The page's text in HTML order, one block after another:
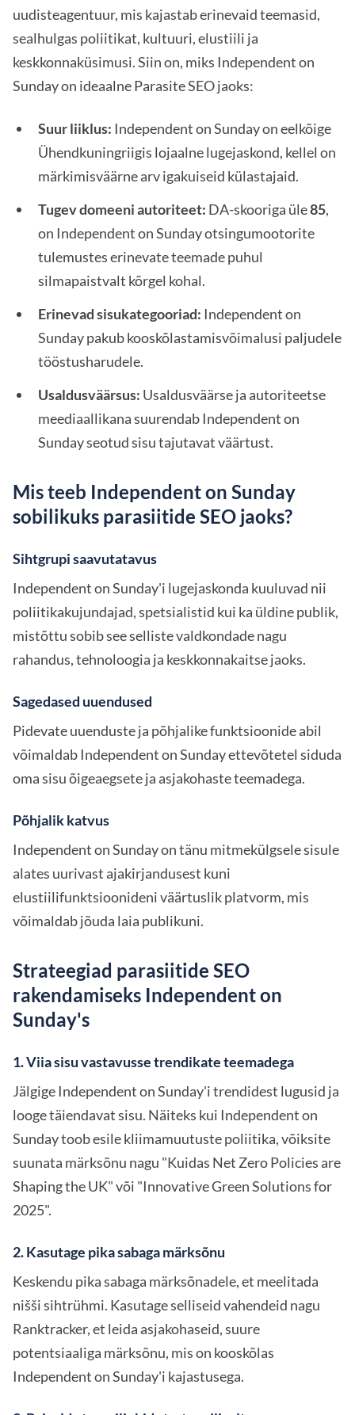
uudisteagentuur, mis kajastab erinevaid teemasid,
sealhulgas poliitikat, kultuuri, elustiili ja
keskkonnaküsimusi. Siin on, miks Independent on
Sunday on ideaalne Parasite SEO jaoks:
Suur liiklus: Independent on Sunday on eelkõige
Ühendkuningriigis lojaalne lugejaskond, kellel on
märkimisväärne arv igakuiseid külastajaid.
Tugev domeeni autoriteet: DA-skooriga üle85,
on Independent on Sunday otsingumootorite
tulemustes erinevate teemade puhul
silmapaistvalt kõrgel kohal.
Erinevad sisukategooriad: Independent on
Sunday pakub kooskõlastamisvõimalusi paljudele
tööstusharudele.
Usaldusväärsus: Usaldusväärse ja autoriteetse
meediaallikana suurendab Independent on
Sunday seotud sisu tajutavat väärtust.
Mis teeb Independent on Sunday
sobilikuks parasiitide SEO jaoks?
Sihtgrupi saavutatavus
Independent on Sunday'i lugejaskonda kuuluvad nii
poliitikakujundajad, spetsialistid kui ka üldine publik,
mistõttu sobib see selliste valdkondade nagu
rahandus, tehnoloogia ja keskkonnakaitse jaoks.
Sagedased uuendused
Pidevate uuenduste ja põhjalike funktsioonide abil
võimaldab Independent on Sunday ettevõtetel siduda
oma sisu õigeaegsete ja asjakohaste teemadega.
Põhjalik katvus
Independent on Sunday on tänu mitmekülgsele sisule
alates uurivast ajakirjandusest kuni
elustiilifunktsioonideni väärtuslik platvorm, mis
võimaldab jõuda laia publikuni.
Strateegiad parasiitide SEO
rakendamiseks Independent on
Sunday's
1. Viia sisu vastavusse trendikate teemadega
Jälgige Independent on Sunday'i trendidest lugusid ja
looge täiendavat sisu. Näiteks kui Independent on
Sunday toob esile kliimamuutuste poliitika, võiksite
suunata märksõnu nagu "Kuidas Net Zero Policies are
Shaping the UK" või "Innovative Green Solutions for
2025".
2. Kasutage pika sabaga märksõnu
Keskendu pika sabaga märksõnadele, et meelitada
nišši sihtrühmi. Kasutage selliseid vahendeid nagu
Ranktracker, et leida asjakohaseid, suure
potentsiaaliga märksõnu, mis on kooskõlas
Independent on Sunday'i kajastusega.